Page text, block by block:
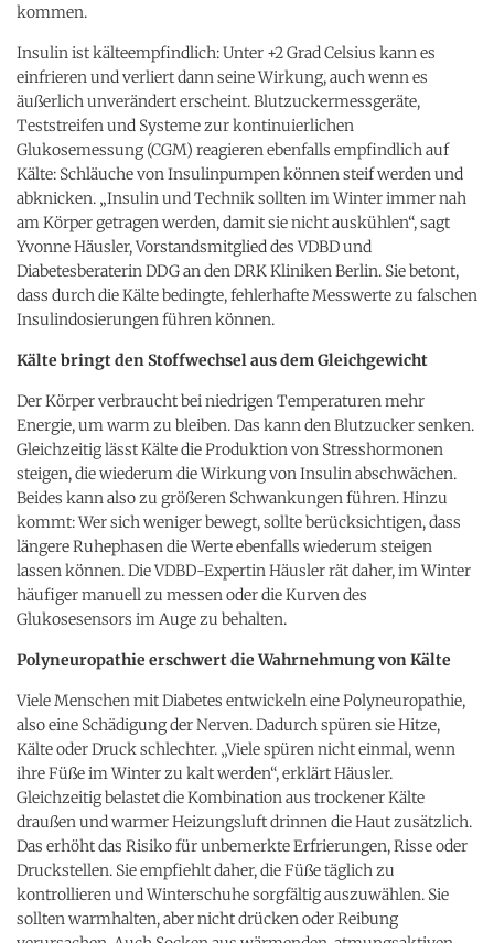
kommen.
Insulin ist kälteempfindlich: Unter +2 Grad Celsius kann es
einfrieren und verliert dann seine Wirkung, auch wenn es
äußerlich unverändert erscheint. Blutzuckermessgeräte,
Teststreifen und Systeme zur kontinuierlichen
Glukosemessung (CGM) reagieren ebenfalls empfindlich auf
Kälte: Schläuche von Insulinpumpen können steif werden und
abknicken. „Insulin und Technik sollten im Winter immer nah
am Körper getragen werden, damit sie nicht auskühlen“, sagt
Yvonne Häusler, Vorstandsmitglied des VDBD und
Diabetesberaterin DDG an den DRK Kliniken Berlin. Sie betont,
dass durch die Kälte bedingte, fehlerhafte Messwerte zu falschen
Insulindosierungen führen können.
Kälte bringt den Stoffwechsel aus dem Gleichgewicht
Der Körper verbraucht bei niedrigen Temperaturen mehr
Energie, um warm zu bleiben. Das kann den Blutzucker senken.
Gleichzeitig lässt Kälte die Produktion von Stresshormonen
steigen, die wiederum die Wirkung von Insulin abschwächen.
Beides kann also zu größeren Schwankungen führen. Hinzu
kommt: Wer sich weniger bewegt, sollte berücksichtigen, dass
längere Ruhephasen die Werte ebenfalls wiederum steigen
lassen können. Die VDBD-Expertin Häusler rät daher, im Winter
häufiger manuell zu messen oder die Kurven des
Glukosesensors im Auge zu behalten.
Polyneuropathie erschwert die Wahrnehmung von Kälte
Viele Menschen mit Diabetes entwickeln eine Polyneuropathie,
also eine Schädigung der Nerven. Dadurch spüren sie Hitze,
Kälte oder Druck schlechter. „Viele spüren nicht einmal, wenn
ihre Füße im Winter zu kalt werden“, erklärt Häusler.
Gleichzeitig belastet die Kombination aus trockener Kälte
draußen und warmer Heizungsluft drinnen die Haut zusätzlich.
Das erhöht das Risiko für unbemerkte Erfrierungen, Risse oder
Druckstellen. Sie empfiehlt daher, die Füße täglich zu
kontrollieren und Winterschuhe sorgfältig auszuwählen. Sie
sollten warmhalten, aber nicht drücken oder Reibung